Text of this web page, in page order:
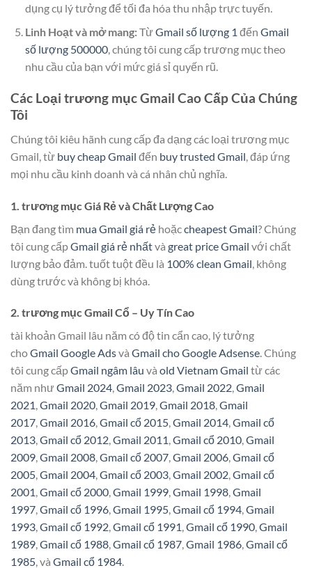
dụng cụ lý tưởng để tối đa hóa thu nhập trực tuyến.
Linh Hoạt và mở mang:TừGmail số lượng 1 đến Gmail
số lượng 500000, chúng tôi cung cấp trương mục theo
nhu cầu của bạn với mức giá sỉ quyến rũ.
Các Loại trương mục Gmail Cao Cấp Của Chúng
Tôi
Chúng tôi kiêu hãnh cung cấp đa dạng các loại trương mục
Gmail, từ buy cheap Gmail đến buy trusted Gmail , đáp ứng
mọi nhu cầu kinh doanh và cá nhân chủ nghĩa.
1. trương mục Giá Rẻ và Chất Lượng Cao
Bạn đang tìm mua Gmail giá rẻ hoặccheapest Gmail? Chúng
tôi cung cấpGmail giá rẻ nhấtvà great price Gmail với chất
lượng bảo đảm. tuốt tuột đều là 100% clean Gmail , không
dùng trước và không bị khóa.
2. trương mục Gmail Cổ – Uy Tín Cao
tài khoản Gmail lâu năm có độ tin cẩn cao, lý tưởng
choGmail Google Adsvà Gmail cho Google Adsense. Chúng
tôi cung cấpGmail ngâm lâu và old Vietnam Gmail từ các
năm nhưGmail 2024,Gmail 2023,Gmail 2022,Gmail
2021,Gmail 2020,Gmail 2019,Gmail 2018,Gmail
2017,Gmail 2016,Gmail cổ 2015,Gmail 2014,Gmail cổ
2013,Gmail cổ 2012,Gmail 2011,Gmail cổ 2010,Gmail
2009,Gmail 2008,Gmail cổ 2007,Gmail 2006,Gmail cổ
2005,Gmail 2004,Gmail cổ 2003,Gmail 2002,Gmail cổ
2001,Gmail cổ 2000,Gmail 1999,Gmail 1998,Gmail
1997,Gmail cổ 1996,Gmail 1995,Gmail cổ 1994,Gmail
1993,Gmail cổ 1992,Gmail cổ 1991,Gmail cổ 1990,Gmail
1989,Gmail cổ 1988,Gmail cổ 1987,Gmail 1986,Gmail cổ
1985, và Gmail cổ 1984.